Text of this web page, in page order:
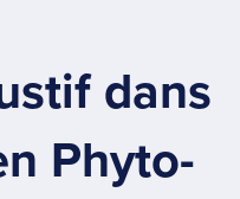
dans
Phyto-